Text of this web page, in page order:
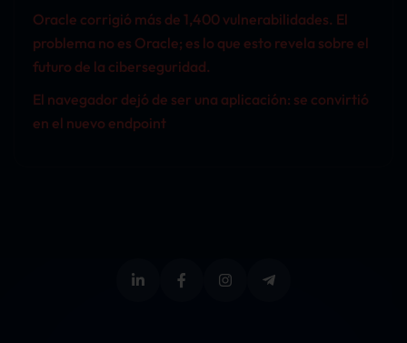
Oracle corrigió más de 1,400 vulnerabilidades. El
problema no es Oracle; es lo que esto revela sobre el
futuro de la ciberseguridad.
El navegador dejó de ser una aplicación: se convirtió
en el nuevo endpoint